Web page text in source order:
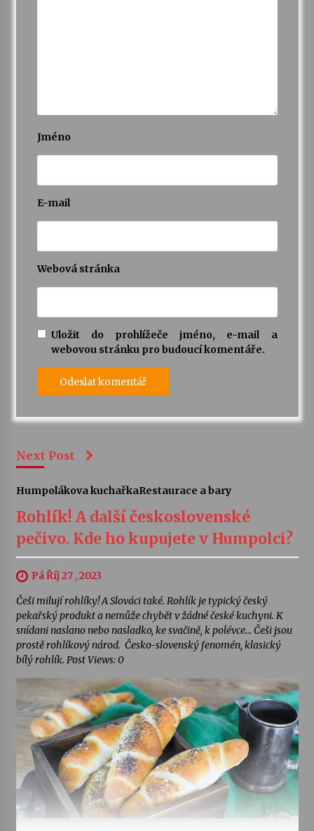
Jméno
E-mail
Webová stránka
Uložit do prohlížeče jméno, e-mail a
webovou stránku pro budoucí komentáře.
Next Post
Humpolákova kuchařkaRestaurace a bary
Rohlík! A další československé
pečivo. Kde ho kupujete v Humpolci?
Pá Říj 27 , 2023
Češi milují rohlíky! A Slováci také. Rohlík je typický český
pekařský produkt a nemůže chybět v žádné české kuchyni. K
snídani naslano nebo nasladko, ke svačině, k polévce… Češi jsou
prostě rohlíkový národ. Česko-slovenský fenomén, klasický
bílý rohlík. Post Views: 0